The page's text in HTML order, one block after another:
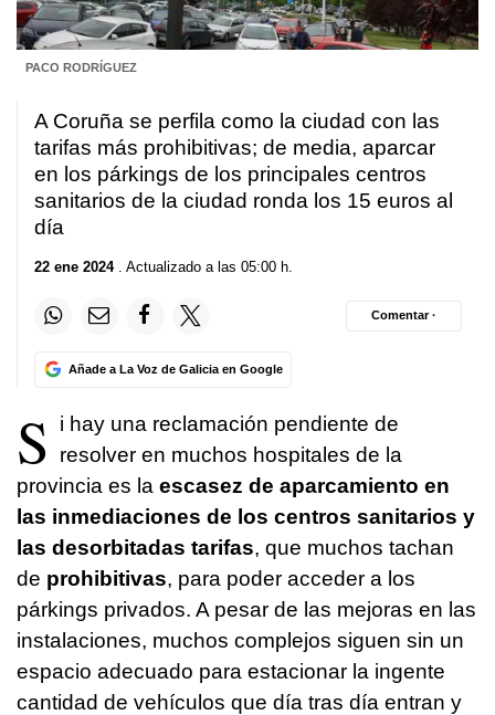
PACO RODRÍGUEZ
A Coruña se perfila como la ciudad con las
tarifas más prohibitivas; de media, aparcar
en los párkings de los principales centros
sanitarios de la ciudad ronda los 15 euros al
día
22 ene 2024. Actualizado a las 05:00 h.
Añade a La Voz de Galicia en Google
Comentar ·
S
i hay una reclamación pendiente de
resolver en muchos hospitales de la
provincia es la escasez de aparcamiento en
las inmediaciones de los centros sanitarios y
las desorbitadas tarifas, que muchos tachan
de prohibitivas, para poder acceder a los
párkings privados. A pesar de las mejoras en las
instalaciones, muchos complejos siguen sin un
espacio adecuado para estacionar la ingente
cantidad de vehículos que día tras día entran y